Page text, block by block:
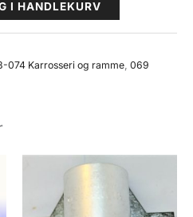
I HANDLEKURV
074 Karrosseri og ramme 069